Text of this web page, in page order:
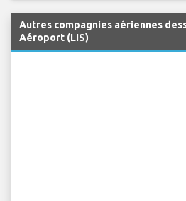
Autres compagnies aériennes
Aéroport (LIS)